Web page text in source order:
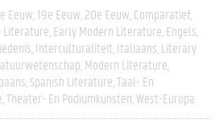
Eeuw 19e Eeuw 20e Eeuw Comparatief
Literature Early Modern Literature Engels
Interculturaliteit Italiaans Literary
Modern Literature
Spanish Literature Taal- En
Theater- En Podiumkunsten West-Europa